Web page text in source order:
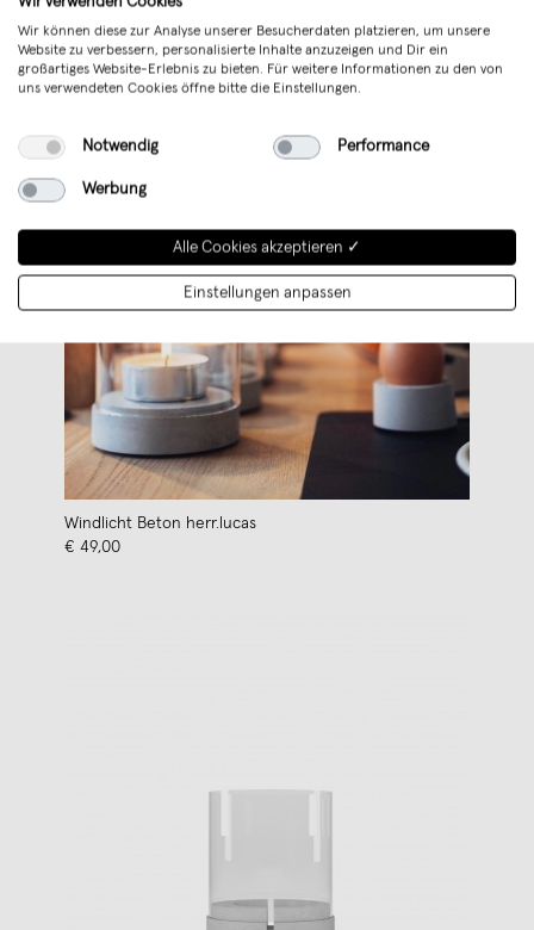
Windlicht Beton herr.lucas
€ 49,00
Wir können diese zur Analyse unserer Besucherdaten platzieren, um unsere
Website zu verbessern, personalisierte Inhalte anzuzeigen und Dir ein
großartiges Website-Erlebnis zu bieten. Für weitere Informationen zu den von
uns verwendeten Cookies öffne bitte die Einstellungen.
Notwendig Performance
Werbung
Alle Cookies akzeptieren ✓
Einstellungen anpassen